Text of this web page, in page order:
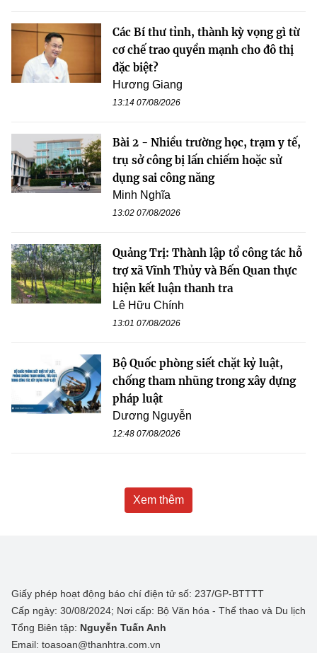
Các Bí thư tỉnh, thành kỳ vọng gì từ
cơ chế trao quyền mạnh cho đô thị
đặc biệt?
Hương Giang
13:14 07/08/2026
Bài 2 - Nhiều trường học, trạm y tế,
trụ sở công bị lấn chiếm hoặc sử
dụng sai công năng
Minh Nghĩa
13:02 07/08/2026
Quảng Trị: Thành lập tổ công tác hỗ
trợ xã Vĩnh Thủy và Bến Quan thực
hiện kết luận thanh tra
Lê Hữu Chính
13:01 07/08/2026
Bộ Quốc phòng siết chặt kỷ luật,
chống tham nhũng trong xây dựng
pháp luật
Dương Nguyễn
12:48 07/08/2026
Xem thêm
Giấy phép hoạt động báo chí điện tử số: 237/GP-BTTTT
Cấp ngày: 30/08/2024; Nơi cấp: Bộ Văn hóa - Thể thao và Du lịch
Tổng Biên tập: Nguyễn Tuấn Anh
Email: toasoan@thanhtra.com.vn